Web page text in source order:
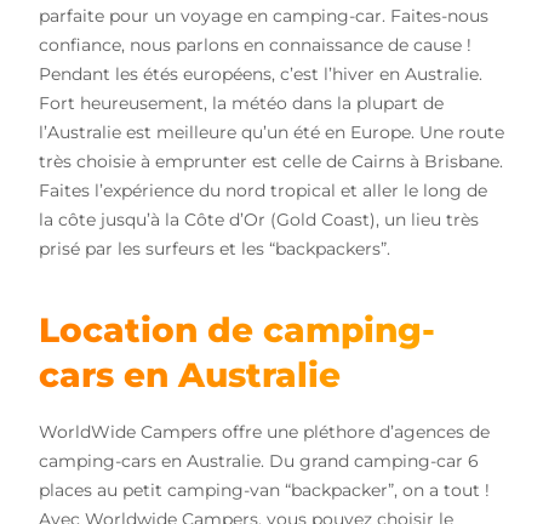
parfaite pour un voyage en camping-car. Faites-nous
confiance, nous parlons en connaissance de cause !
Pendant les étés européens, c’est l’hiver en Australie.
Fort heureusement, la météo dans la plupart de
l’Australie est meilleure qu’un été en Europe. Une route
très choisie à emprunter est celle de Cairns à Brisbane.
Faites l’expérience du nord tropical et aller le long de
la côte jusqu’à la Côte d’Or (Gold Coast), un lieu très
prisé par les surfeurs et les “backpackers”.
Location de camping-
cars en Australie
WorldWide Campers offre une pléthore d’agences de
camping-cars en Australie. Du grand camping-car 6
places au petit camping-van “backpacker”, on a tout !
Avec Worldwide Campers, vous pouvez choisir le